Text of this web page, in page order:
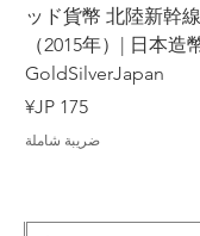
ッド貨幣 北陸新幹
（2015年）| 日本造
GoldSilverJapan
السعر
ضريبة شاملة